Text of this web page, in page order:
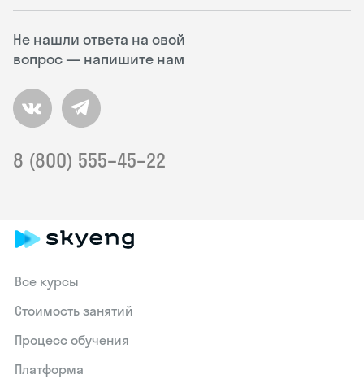
Не нашли ответа на свой
вопрос — напишите нам
8 (800) 555–45–22
Все курсы
Стоимость занятий
Процесс обучения
Платформа